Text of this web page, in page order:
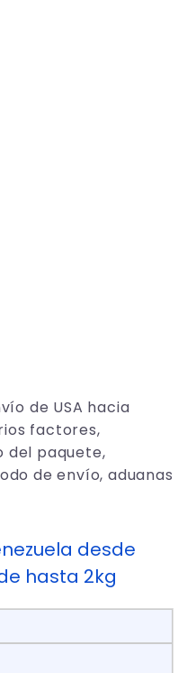
de USA hacia
factores,
del paquete,
de envío, aduanas
desde
hasta 2kg